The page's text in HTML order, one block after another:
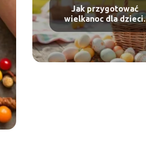
Jak przygotować
wielkanoc dla dzieci:
pomysły i zabawy